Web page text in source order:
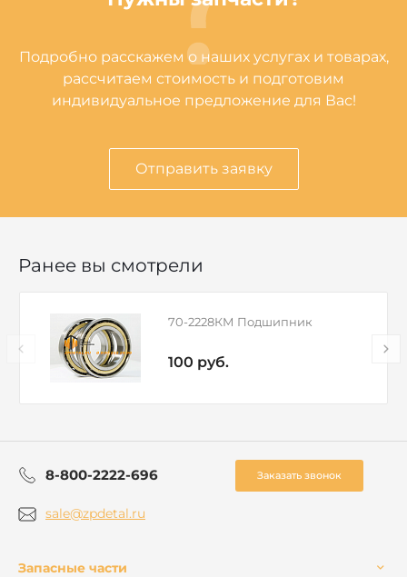
Подробно расскажем о наших услугах и товарах,
рассчитаем стоимость и подготовим
индивидуальное предложение для Вас!
Отправить заявку
Ранее вы смотрели
70-2228КМ Подшипник
100 руб.
8-800-2222-696 Заказать звонок
sale@zpdetal.ru
Запасные части